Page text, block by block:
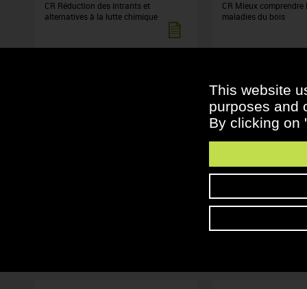
CR Réduction des intrants et
alternatives à la lutte chimique
CR Mieux comprendre
maladies du bois
les vins blancs
technique Filtrer :
This website
purposes and
By clicking on